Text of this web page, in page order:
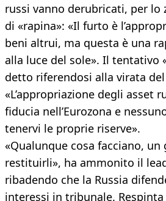
russi vanno derubricati, per lo
di «rapina»: «Il furto è
beni altrui, ma questa è una
alla luce del sole». Il tentativo
detto riferendosi alla virata
«L’appropriazione degli asset
fiducia nell’Eurozona e
tenervi le proprie riserve».
«Qualunque cosa facciano,
restituirli», ha ammonito il
ribadendo che la Russia
interessi in tribunale. Respinta